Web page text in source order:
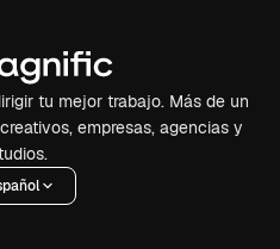
tu mejor trabajo. Más de un
empresas, agencias y